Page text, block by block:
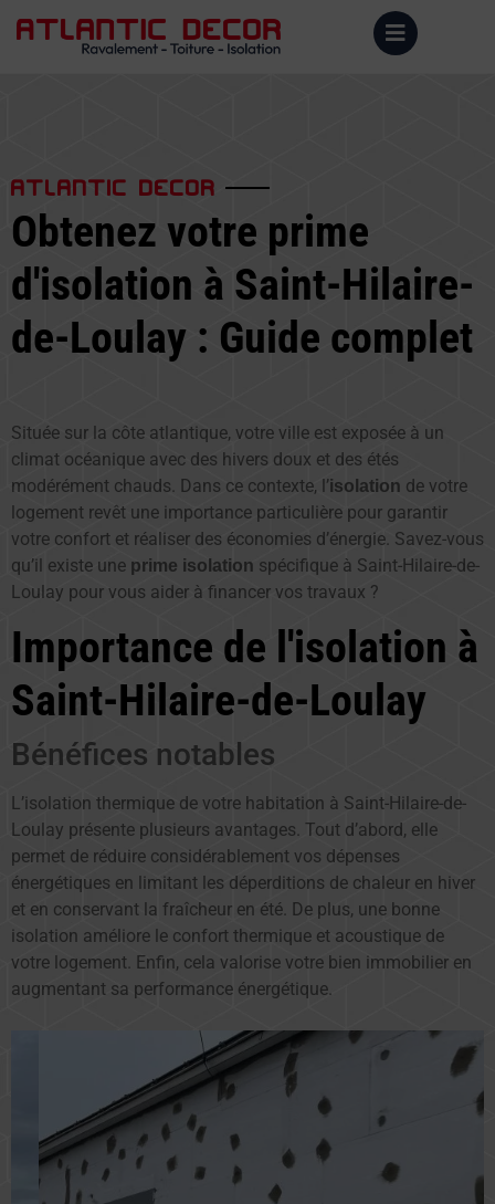
ATLANTIC DECOR
Obtenez votre prime
d'isolation à Saint-Hilaire-
de-Loulay : Guide complet
Située sur la côte atlantique, votre ville est exposée à un
climat océanique avec des hivers doux et des étés
modérément chauds. Dans ce contexte, l’isolation de votre
logement revêt une importance particulière pour garantir
votre confort et réaliser des économies d’énergie. Savez-vous
qu’il existe une prime isolation spécifique à Saint-Hilaire-de-
Loulay pour vous aider à financer vos travaux ?
Importance de l'isolation à
Saint-Hilaire-de-Loulay
Bénéfices notables
L’isolation thermique de votre habitation à Saint-Hilaire-de-
Loulay présente plusieurs avantages. Tout d’abord, elle
permet de réduire considérablement vos dépenses
énergétiques en limitant les déperditions de chaleur en hiver
et en conservant la fraîcheur en été. De plus, une bonne
isolation améliore le confort thermique et acoustique de
votre logement. Enfin, cela valorise votre bien immobilier en
augmentant sa performance énergétique.